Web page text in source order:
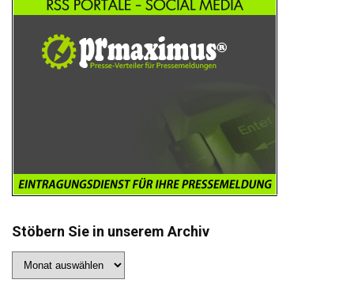
Stöbern Sie in unserem Archiv
Sie